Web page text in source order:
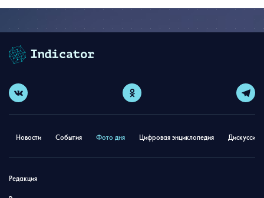
Новости События Фото дня Цифровая энциклопедия
Редакция